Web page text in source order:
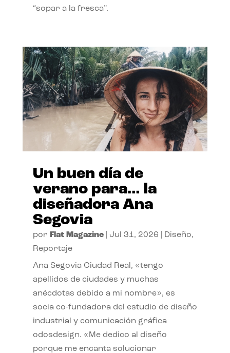
“sopar a la fresca”.
Un buen día de
verano para… la
diseñadora Ana
Segovia
por Flat Magazine| Jul 31, 2026 Diseño,
Reportaje
Ana Segovia Ciudad Real, «tengo
apellidos de ciudades y muchas
anécdotas debido a mi nombre», es
socia co-fundadora del estudio de diseño
industrial y comunicación gráfica
odosdesign. «Me dedico al diseño
porque me encanta solucionar